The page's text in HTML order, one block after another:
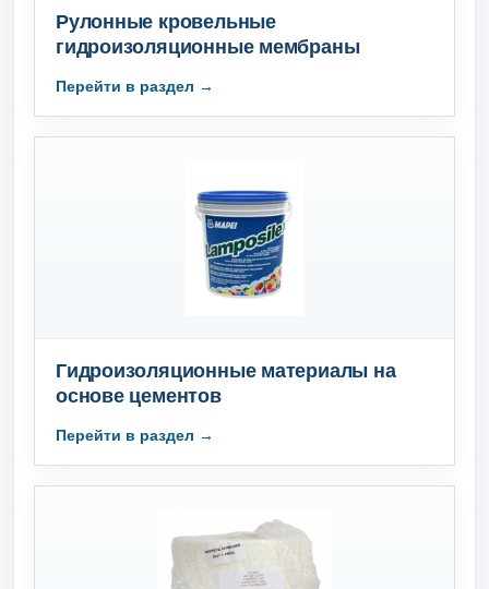
Рулонные кровельные
гидроизоляционные мембраны
Гидроизоляционные материалы на
основе цементов